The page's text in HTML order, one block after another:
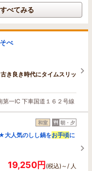
べてみる
べ
き良き時代にタイムスリッ
一IC 下車国道１６２号線
和室 朝・夕
大人気のしし鍋をお手頃に
19,250円(税込)～/ 人